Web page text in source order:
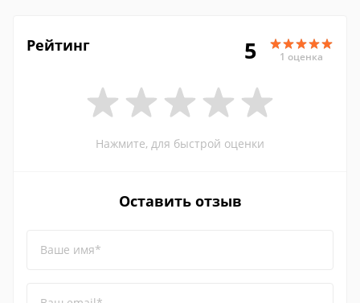
Рейтинг 5 1 оценка
Нажмите, для быстрой оценки
Оставить отзыв
Ваше имя*